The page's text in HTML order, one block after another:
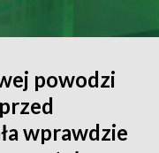
powodzi
wprawdzie